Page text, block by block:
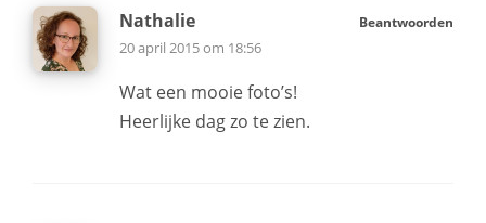
Nathalie
20 april 2015 om 18:56
Wat een mooie foto’s!
Heerlijke dag zo te zien.
Beantwoorden